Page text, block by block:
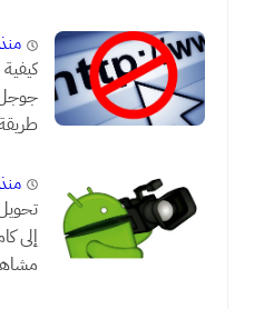
منذ 7 سنة
منذ 7 سنة
إلى